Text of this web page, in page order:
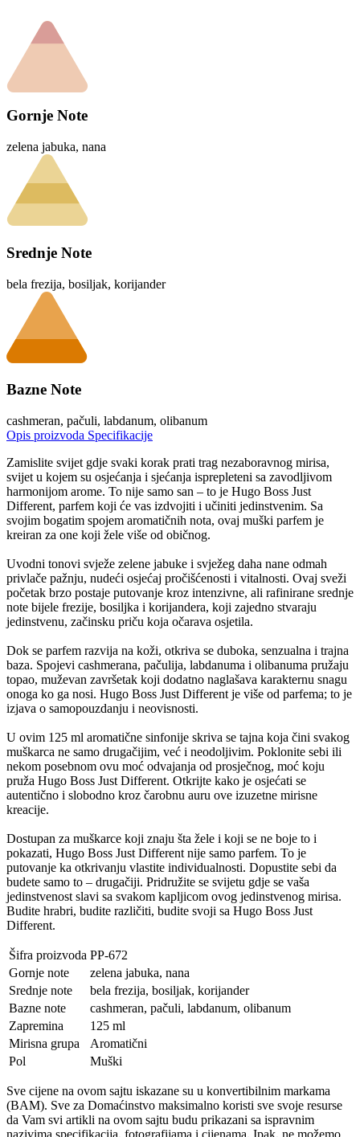
Gornje Note
zelena jabuka, nana
Srednje Note
bela frezija, bosiljak, korijander
Bazne Note
cashmeran, pačuli, labdanum, olibanum
Opis proizvoda Specifikacije
Zamislite svijet gdje svaki korak prati trag nezaboravnog mirisa,
svijet u kojem su osjećanja i sjećanja isprepleteni sa zavodljivom
harmonijom arome. To nije samo san – to je Hugo Boss Just
Different, parfem koji će vas izdvojiti i učiniti jedinstvenim. Sa
svojim bogatim spojem aromatičnih nota, ovaj muški parfem je
kreiran za one koji žele više od običnog.
Uvodni tonovi svježe zelene jabuke i svježeg daha nane odmah
privlače pažnju, nudeći osjećaj pročišćenosti i vitalnosti. Ovaj sveži
početak brzo postaje putovanje kroz intenzivne, ali rafinirane srednje
note bijele frezije, bosiljka i korijandera, koji zajedno stvaraju
jedinstvenu, začinsku priču koja očarava osjetila.
Dok se parfem razvija na koži, otkriva se duboka, senzualna i trajna
baza. Spojevi cashmerana, pačulija, labdanuma i olibanuma pružaju
topao, muževan završetak koji dodatno naglašava karakternu snagu
onoga ko ga nosi. Hugo Boss Just Different je više od parfema; to je
izjava o samopouzdanju i neovisnosti.
U ovim 125 ml aromatične sinfonije skriva se tajna koja čini svakog
muškarca ne samo drugačijim, već i neodoljivim. Poklonite sebi ili
nekom posebnom ovu moć odvajanja od prosječnog, moć koju
pruža Hugo Boss Just Different. Otkrijte kako je osjećati se
autentično i slobodno kroz čarobnu auru ove izuzetne mirisne
kreacije.
Dostupan za muškarce koji znaju šta žele i koji se ne boje to i
pokazati, Hugo Boss Just Different nije samo parfem. To je
putovanje ka otkrivanju vlastite individualnosti. Dopustite sebi da
budete samo to – drugačiji. Pridružite se svijetu gdje se vaša
jedinstvenost slavi sa svakom kapljicom ovog jedinstvenog mirisa.
Budite hrabri, budite različiti, budite svoji sa Hugo Boss Just
Different.
Šifra proizvoda PP-672
Gornje note
zelena jabuka, nana
Srednje note
bela frezija, bosiljak, korijander
Bazne note
cashmeran, pačuli, labdanum, olibanum
Zapremina
125 ml
Mirisna grupa
Aromatični
Pol
Muški
Sve cijene na ovom sajtu iskazane su u konvertibilnim markama
(BAM). Sve za Domaćinstvo maksimalno koristi sve svoje resurse
da Vam svi artikli na ovom sajtu budu prikazani sa ispravnim
nazivima specifikacija, fotografijama i cijenama. Ipak, ne možemo